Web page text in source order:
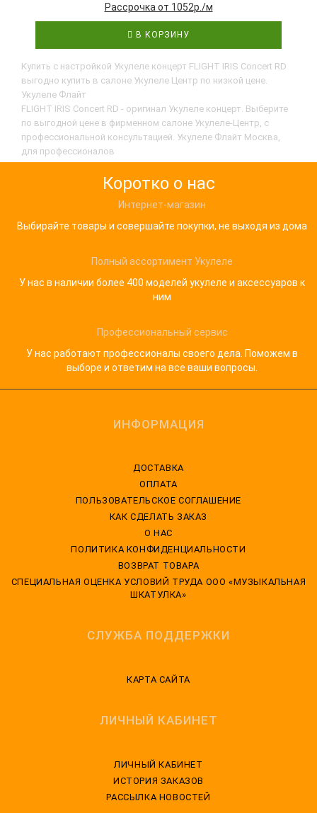
Рассрочка от 1052р./м
В КОРЗИНУ
Купить с настройкой Укулеле концерт FLIGHT IRIS Concert RD
выгодно купить в салоне Укулеле Центр по низкой цене.
Укулеле Флайт
FLIGHT IRIS Concert RD - оригинал Укулеле концерт. Выберите
по выгодной цене в фирменном салоне Укулеле-Центр, с
профессиональной консультацией. Укулеле Флайт Москва,
для профессионалов
Коротко о нас
Интернет-магазин
Выбирайте товары и совершайте покупки, не выходя из дома
Полный ассортимент Укулеле
У нас в наличии более 400 моделей укулеле и аксессуаров к
ним
Профессиональный сервис
У нас работают профессионалы своего дела. Поможем в
выборе и ответим на все ваши вопросы.
ИНФОРМАЦИЯ
ДОСТАВКА
ОПЛАТА
ПОЛЬЗОВАТЕЛЬСКОЕ СОГЛАШЕНИЕ
КАК СДЕЛАТЬ ЗАКАЗ
О НАС
ПОЛИТИКА КОНФИДЕНЦИАЛЬНОСТИ
ВОЗВРАТ ТОВАРА
CПЕЦИАЛЬНАЯ ОЦЕНКА УСЛОВИЙ ТРУДА ООО «МУЗЫКАЛЬНАЯ
ШКАТУЛКА»
СЛУЖБА ПОДДЕРЖКИ
КАРТА САЙТА
ЛИЧНЫЙ КАБИНЕТ
ЛИЧНЫЙ КАБИНЕТ
ИСТОРИЯ ЗАКАЗОВ
РАССЫЛКА НОВОСТЕЙ